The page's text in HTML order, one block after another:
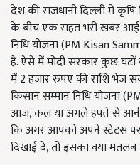
देश की राजधानी दिल्ली में
के बीच एक राहत भरी खबर
निधि योजना (PM Kisan
हैं. ऐसे में मोदी सरकार कुछ घंटों
में 2 हजार रुपए की राशि भेज
किसान सम्मान निधि योजना
आज, कल या अगले हफ्ते से
कि अगर आपको अपने स्टेटस
दिखाई दे, तो इसका क्या मतलब